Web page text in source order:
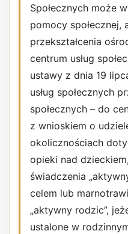
Społecznych może
pomocy społecznej,
przekształcenia
centrum usług
ustawy z dnia 19
usług społecznych
społecznych – do
z wnioskiem o
okolicznościach
opieki nad
świadczenia
celem lub
„aktywny rodzic”,
ustalone w